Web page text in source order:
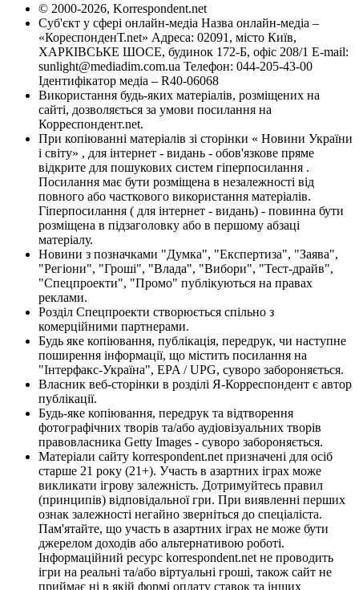
© 2000-2026, Korrespondent.net
Суб'єкт у сфері онлайн-медіа Назва онлайн-медіа –
«КореспонденТ.net» Адреса: 02091, місто Київ,
ХАРКІВСЬКЕ ШОСЕ, будинок 172-Б, офіс 208/1 E-mail:
sunlight@mediadim.com.ua Телефон: 044-205-43-00
Ідентифікатор медіа – R40-06068
Використання будь-яких матеріалів, розміщених на
сайті, дозволяється за умови посилання на
Корреспондент.net.
При копіюванні матеріалів зі сторінки « Новини України
і світу» , для інтернет - видань - обов'язкове пряме
відкрите для пошукових систем гіперпосилання .
Посилання має бути розміщена в незалежності від
повного або часткового використання матеріалів.
Гіперпосилання ( для інтернет - видань) - повинна бути
розміщена в підзаголовку або в першому абзаці
матеріалу.
Новини з позначками "Думка", "Експертиза", "Заява",
"Регіони", "Гроші", "Влада", "Вибори", "Тест-драйв",
"Спецпроекти", "Промо" публікуються на правах
реклами.
Розділ Спецпроекти створюється спільно з
комерційними партнерами.
Будь яке копіювання, публікація, передрук, чи наступне
поширення інформації, що містить посилання на
"Інтерфакс-Україна", EPA / UPG, суворо забороняється.
Власник веб-сторінки в розділі Я-Корреспондент є автор
публікації.
Будь-яке копіювання, передрук та відтворення
фотографічних творів та/або аудіовізуальних творів
правовласника Getty Images - суворо забороняється.
Матеріали сайту korrespondent.net призначені для осіб
старше 21 року (21+). Участь в азартних іграх може
викликати ігрову залежність. Дотримуйтесь правил
(принципів) відповідальної гри. При виявленні перших
ознак залежності негайно зверніться до спеціаліста.
Пам'ятайте, що участь в азартних іграх не може бути
джерелом доходів або альтернативою роботі.
Інформаційний ресурс korrespondent.net не проводить
ігри на реальні та/або віртуальні гроші, також сайт не
приймає ні в якій формі оплату ставок та інших